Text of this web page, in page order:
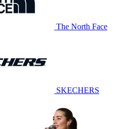
The North Face
SKECHERS